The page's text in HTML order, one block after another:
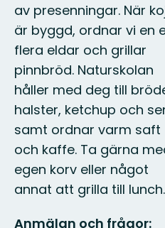
av presenningar. När
är byggd, ordnar vi en
flera eldar och grillar
pinnbröd. Naturskolan
håller med deg till
halster, ketchup och
samt ordnar varm saft
och kaffe. Ta gärna
egen korv eller något
annat att grilla till lunch.
Anmälan och frågor: